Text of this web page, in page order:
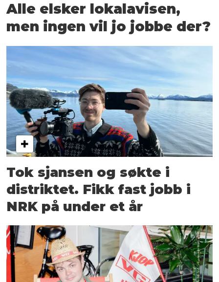
Alle elsker lokalavisen,
men ingen vil jo jobbe der?
Tok sjansen og søkte i
distriktet. Fikk fast jobb i
NRK på under et år